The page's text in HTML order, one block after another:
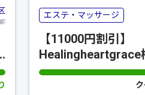
エステ・マッサージ
【11000円割引】
Healingheartgrace
イルトリートメン